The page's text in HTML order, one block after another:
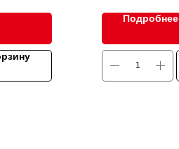
Подробнее